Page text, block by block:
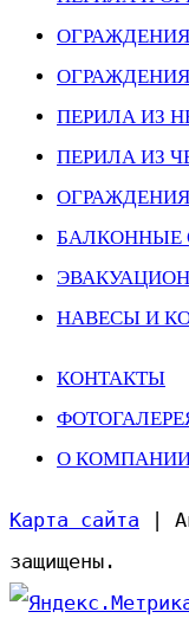
ПЕРИЛА ИЗ
ПЕРИЛА ИЗ
БАЛКОННЫЕ
НАВЕСЫ И
КОНТАКТЫ
О
Карта сайта |
защищены.
Прокрутить